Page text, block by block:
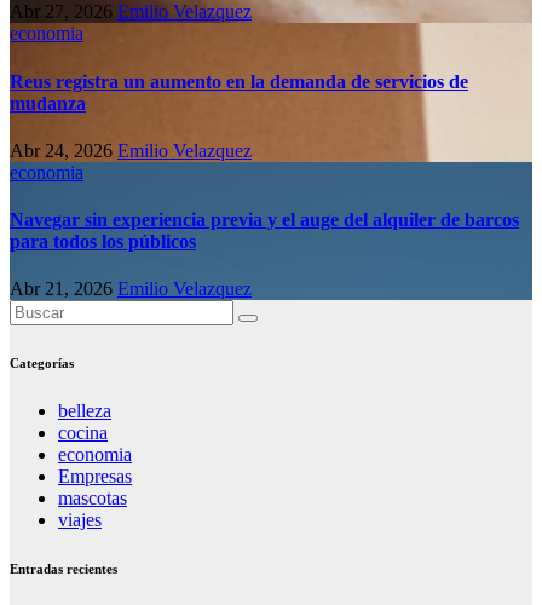
Abr 27, 2026 Emilio Velazquez
economia
Reus registra un aumento en la demanda de servicios de
mudanza
Abr 24, 2026 Emilio Velazquez
economia
Navegar sin experiencia previa y el auge del alquiler de barcos
para todos los públicos
Abr 21, 2026 Emilio Velazquez
Categorías
belleza
cocina
economia
Empresas
mascotas
viajes
Entradas recientes